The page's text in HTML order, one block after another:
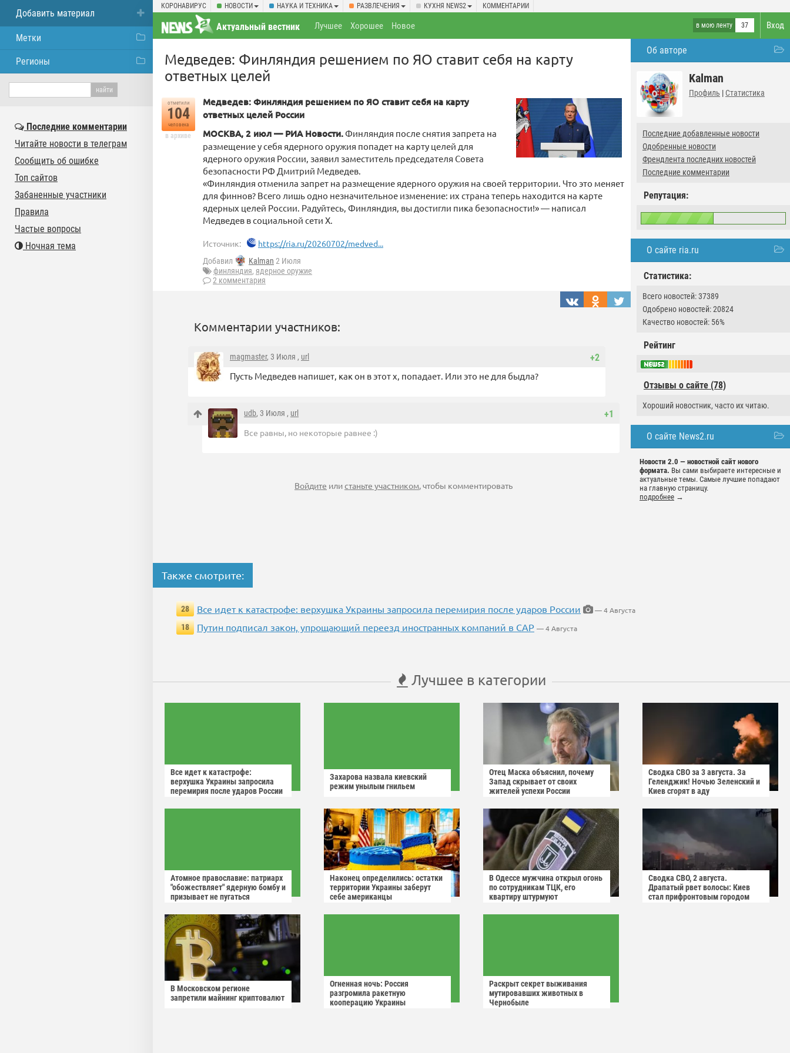
КОРОНАВИРУС НОВОСТИ НАУКА И ТЕХНИКА РАЗВЛЕЧЕНИЯ КУХНЯ NEWS2 КОММЕНТАРИИ
Вход
Актуальный вестник в мою ленту 37
Лучшее Хорошее Новое
Об авторе
Kalman
Профиль | Статистика
Последние добавленные новости
Одобренные новости
Френдлента последних новостей
Последние комментарии
Репутация:
О сайте ria.ru
Статистика:
Всего новостей: 37389
Одобрено новостей: 20824
Качество новостей: 56%
Рейтинг
Отзывы о сайте (78)
Хороший новостник, часто их читаю.
О сайте News2.ru
Новости 2.0 — новостной сайт нового
формата. Вы сами выбираете интересные и
актуальные темы. Самые лучшие попадают
на главную страницу.
подробнее →
Медведев: Финляндия решением по ЯО ставит себя на карту
ответных целей
отметили
104
человека
в архиве
Медведев: Финляндия решением по ЯО ставит себя на карту
ответных целей России
МОСКВА, 2 июл — РИА Новости.Финляндия после снятия запрета на
размещение у себя ядерного оружия попадет на карту целей для
ядерного оружия России, заявил заместитель председателя Совета
безопасности РФ Дмитрий Медведев.
«Финляндия отменила запрет на размещение ядерного оружия на своей территории. Что это меняет
для финнов? Всего лишь одно незначительное изменение: их страна теперь находится на карте
ядерных целей России. Радуйтесь, Финляндия, вы достигли пика безопасности!» — написал
Медведев в социальной сети Х.
Источник: https://ria.ru/20260702/medved...
Добавил Kalman 2 Июля
финляндия, ядерное оружие
2 комментария
Комментарии участников:
+2
magmaster, 3 Июля , url
Пусть Медведев напишет, как он в этот х, попадает. Или это не для быдла?
+1
udb, 3 Июля , url
Все равны, но некоторые равнее :)
Войдите илистаньте участником, чтобы комментировать
Также смотрите:
28 Все идет к катастрофе: верхушка Украины запросила перемирия после ударов России
— 4 Августа
18
Путин подписал закон, упрощающий переезд иностранных компаний в САР — 4 Августа
Лучшее в категории
Все идет к катастрофе:
верхушка Украины запросила
перемирия после ударов России
Захарова назвала киевский
режим унылым гнильем
Отец Маска объяснил, почему
Запад скрывает от своих
жителей успехи России
Сводка СВО за 3 августа. За
Геленджик! Ночью Зеленский и
Киев сгорят в аду
Атомное православие: патриарх
"обожествляет" ядерную бомбу и
призывает не пугаться
Наконец определились: остатки
территории Украины заберут
себе американцы
В Одессе мужчина открыл огонь
по сотрудникам ТЦК, его
квартиру штурмуют
Сводка СВО, 2 августа.
Драпатый рвет волосы: Киев
стал прифронтовым городом
В Московском регионе
запретили майнинг криптовалют
Огненная ночь: Россия
разгромила ракетную
кооперацию Украины
Раскрыт секрет выживания
мутировавших животных в
Чернобыле
Добавить материал
Метки
Регионы
Последние комментарии
Читайте новости в телеграм
Сообщить об ошибке
Топ сайтов
Забаненные участники
Правила
Частые вопросы
Ночная тема